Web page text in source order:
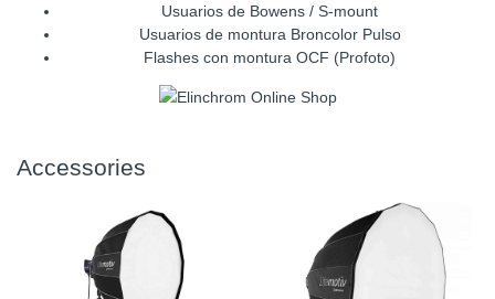
Usuarios de Bowens / S-mount
Usuarios de montura Broncolor Pulso
Flashes con montura OCF (Profoto)
Accessories